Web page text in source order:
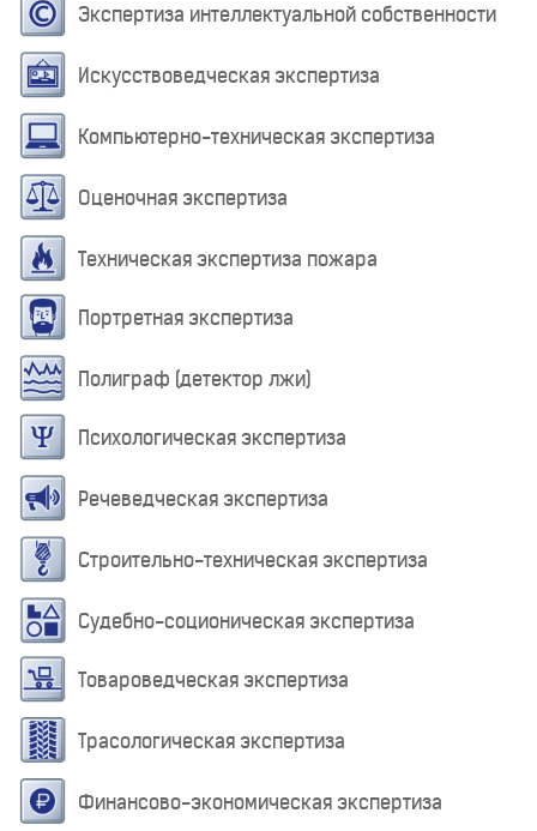
Экспертиза интеллектуальной собственности
Искусствоведческая экспертиза
Компьютерно-техническая экспертиза
Оценочная экспертиза
Техническая экспертиза пожара
Портретная экспертиза
Полиграф (детектор лжи)
Психологическая экспертиза
Речеведческая экспертиза
Строительно-техническая экспертиза
Судебно-соционическая экспертиза
Товароведческая экспертиза
Трасологическая экспертиза
Финансово-экономическая экспертиза